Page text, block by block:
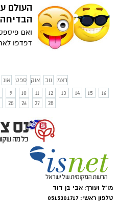
את
העולם
הבדיחה
ואם
דפדפו
אוג ספט אוק נוב
דצמ
9 10 11 12 13 14 15
16
25 26 27 28
מו"ל ועורך: אבי בן דוד
טלפון ראשי: 0515301717